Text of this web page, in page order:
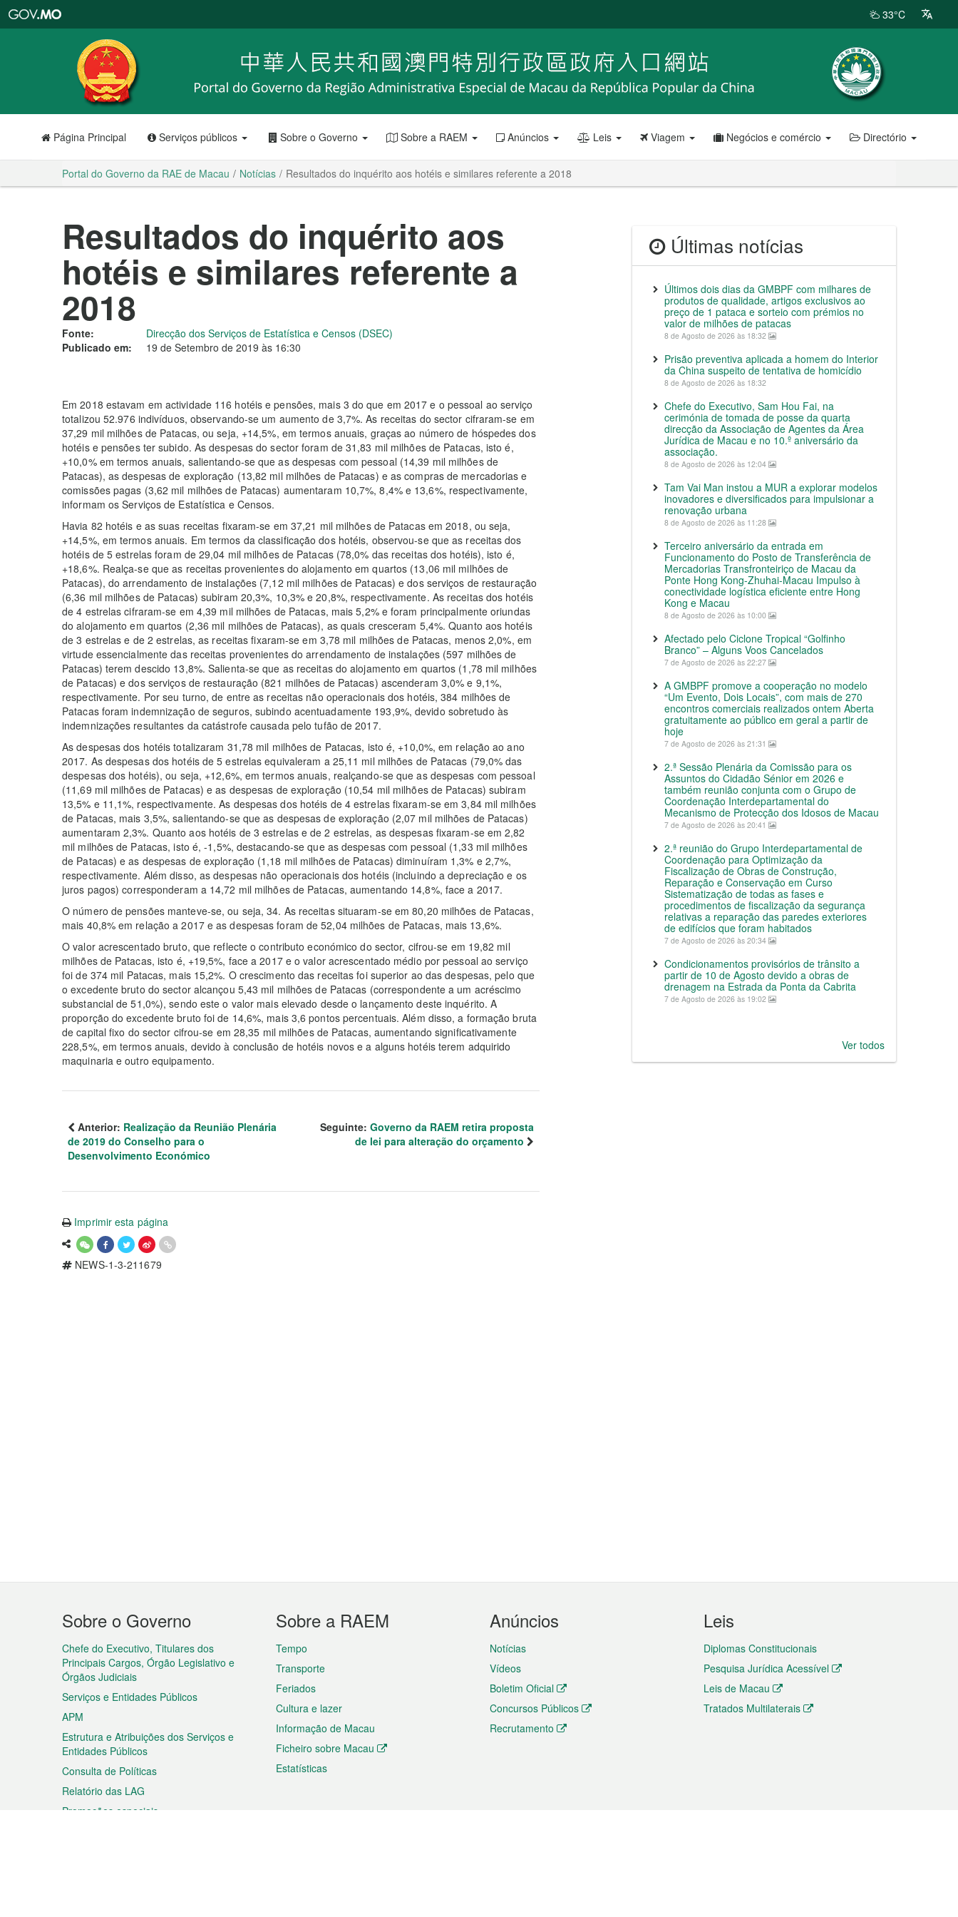
RAE
de
Macau
33°C
Página Principal Serviços públicos Sobre o Governo Sobre a RAEM Anúncios Leis Viagem Negócios e comércio Directório
Portal do Governo da RAE de Macau Notícias Resultados do inquérito aos hotéis e similares referente a 2018
Resultados do inquérito aos
hotéis e similares referente a
2018
Fonte:
Direcção dos Serviços de Estatística e Censos (DSEC)
Publicado em:
19 de Setembro de 2019 às 16:30
Em 2018 estavam em actividade 116 hotéis e pensões, mais 3 do que em 2017 e o pessoal ao serviço
totalizou 52.976 indivíduos, observando-se um aumento de 3,7%. As receitas do sector cifraram-se em
37,29 mil milhões de Patacas, ou seja, +14,5%, em termos anuais, graças ao número de hóspedes dos
hotéis e pensões ter subido. As despesas do sector foram de 31,83 mil milhões de Patacas, isto é,
+10,0% em termos anuais, salientando-se que as despesas com pessoal (14,39 mil milhões de
Patacas), as despesas de exploração (13,82 mil milhões de Patacas) e as compras de mercadorias e
comissões pagas (3,62 mil milhões de Patacas) aumentaram 10,7%, 8,4% e 13,6%, respectivamente,
informam os Serviços de Estatística e Censos.
Havia 82 hotéis e as suas receitas fixaram-se em 37,21 mil milhões de Patacas em 2018, ou seja,
+14,5%, em termos anuais. Em termos da classificação dos hotéis, observou-se que as receitas dos
hotéis de 5 estrelas foram de 29,04 mil milhões de Patacas (78,0% das receitas dos hotéis), isto é,
+18,6%. Realça-se que as receitas provenientes do alojamento em quartos (13,06 mil milhões de
Patacas), do arrendamento de instalações (7,12 mil milhões de Patacas) e dos serviços de restauração
(6,36 mil milhões de Patacas) subiram 20,3%, 10,3% e 20,8%, respectivamente. As receitas dos hotéis
de 4 estrelas cifraram-se em 4,39 mil milhões de Patacas, mais 5,2% e foram principalmente oriundas
do alojamento em quartos (2,36 mil milhões de Patacas), as quais cresceram 5,4%. Quanto aos hotéis
de 3 estrelas e de 2 estrelas, as receitas fixaram-se em 3,78 mil milhões de Patacas, menos 2,0%, em
virtude essencialmente das receitas provenientes do arrendamento de instalações (597 milhões de
Patacas) terem descido 13,8%. Salienta-se que as receitas do alojamento em quartos (1,78 mil milhões
de Patacas) e dos serviços de restauração (821 milhões de Patacas) ascenderam 3,0% e 9,1%,
respectivamente. Por seu turno, de entre as receitas não operacionais dos hotéis, 384 milhões de
Patacas foram indemnização de seguros, subindo acentuadamente 193,9%, devido sobretudo às
indemnizações resultantes da catástrofe causada pelo tufão de 2017.
As despesas dos hotéis totalizaram 31,78 mil milhões de Patacas, isto é, +10,0%, em relação ao ano
2017. As despesas dos hotéis de 5 estrelas equivaleram a 25,11 mil milhões de Patacas (79,0% das
despesas dos hotéis), ou seja, +12,6%, em termos anuais, realçando-se que as despesas com pessoal
(11,69 mil milhões de Patacas) e as despesas de exploração (10,54 mil milhões de Patacas) subiram
13,5% e 11,1%, respectivamente. As despesas dos hotéis de 4 estrelas fixaram-se em 3,84 mil milhões
de Patacas, mais 3,5%, salientando-se que as despesas de exploração (2,07 mil milhões de Patacas)
aumentaram 2,3%. Quanto aos hotéis de 3 estrelas e de 2 estrelas, as despesas fixaram-se em 2,82
mil milhões de Patacas, isto é, -1,5%, destacando-se que as despesas com pessoal (1,33 mil milhões
de Patacas) e as despesas de exploração (1,18 mil milhões de Patacas) diminuíram 1,3% e 2,7%,
respectivamente. Além disso, as despesas não operacionais dos hotéis (incluindo a depreciação e os
juros pagos) corresponderam a 14,72 mil milhões de Patacas, aumentando 14,8%, face a 2017.
O número de pensões manteve-se, ou seja, 34. As receitas situaram-se em 80,20 milhões de Patacas,
mais 40,8% em relação a 2017 e as despesas foram de 52,04 milhões de Patacas, mais 13,6%.
O valor acrescentado bruto, que reflecte o contributo económico do sector, cifrou-se em 19,82 mil
milhões de Patacas, isto é, +19,5%, face a 2017 e o valor acrescentado médio por pessoal ao serviço
foi de 374 mil Patacas, mais 15,2%. O crescimento das receitas foi superior ao das despesas, pelo que
o excedente bruto do sector alcançou 5,43 mil milhões de Patacas (correspondente a um acréscimo
substancial de 51,0%), sendo este o valor mais elevado desde o lançamento deste inquérito. A
proporção do excedente bruto foi de 14,6%, mais 3,6 pontos percentuais. Além disso, a formação bruta
de capital fixo do sector cifrou-se em 28,35 mil milhões de Patacas, aumentando significativamente
228,5%, em termos anuais, devido à conclusão de hotéis novos e a alguns hotéis terem adquirido
maquinaria e outro equipamento.
Anterior: Realização da Reunião Plenária
de 2019 do Conselho para o
Desenvolvimento Económico
Seguinte: Governo da RAEM retira proposta
de lei para alteração do orçamento
Imprimir esta página
NEWS-1-3-211679
Últimas notícias
Últimos dois dias da GMBPF com milhares de
produtos de qualidade, artigos exclusivos ao
preço de 1 pataca e sorteio com prémios no
valor de milhões de patacas
8 de Agosto de 2026 às 18:32
Prisão preventiva aplicada a homem do Interior
da China suspeito de tentativa de homicídio
8 de Agosto de 2026 às 18:32
Chefe do Executivo, Sam Hou Fai, na
cerimónia de tomada de posse da quarta
direcção da Associação de Agentes da Área
Jurídica de Macau e no 10.º aniversário da
associação.
8 de Agosto de 2026 às 12:04
Tam Vai Man instou a MUR a explorar modelos
inovadores e diversificados para impulsionar a
renovação urbana
8 de Agosto de 2026 às 11:28
Terceiro aniversário da entrada em
Funcionamento do Posto de Transferência de
Mercadorias Transfronteiriço de Macau da
Ponte Hong Kong-Zhuhai-Macau Impulso à
conectividade logística eficiente entre Hong
Kong e Macau
8 de Agosto de 2026 às 10:00
Afectado pelo Ciclone Tropical “Golfinho
Branco” – Alguns Voos Cancelados
7 de Agosto de 2026 às 22:27
A GMBPF promove a cooperação no modelo
“Um Evento, Dois Locais”, com mais de 270
encontros comerciais realizados ontem Aberta
gratuitamente ao público em geral a partir de
hoje
7 de Agosto de 2026 às 21:31
2.ª Sessão Plenária da Comissão para os
Assuntos do Cidadão Sénior em 2026 e
também reunião conjunta com o Grupo de
Coordenação Interdepartamental do
Mecanismo de Protecção dos Idosos de Macau
7 de Agosto de 2026 às 20:41
2.ª reunião do Grupo Interdepartamental de
Coordenação para Optimização da
Fiscalização de Obras de Construção,
Reparação e Conservação em Curso
Sistematização de todas as fases e
procedimentos de fiscalização da segurança
relativas a reparação das paredes exteriores
de edifícios que foram habitados
7 de Agosto de 2026 às 20:34
Condicionamentos provisórios de trânsito a
partir de 10 de Agosto devido a obras de
drenagem na Estrada da Ponta da Cabrita
7 de Agosto de 2026 às 19:02
Ver todos
Menu
do
rodapé
Sobre o Governo
Chefe do Executivo, Titulares dos
Principais Cargos, Órgão Legislativo e
Órgãos Judiciais
Serviços e Entidades Públicos
APM
Estrutura e Atribuições dos Serviços e
Entidades Públicos
Consulta de Políticas
Relatório das LAG
Promoções especiais
Sobre a RAEM
Tempo
Transporte
Feriados
Cultura e lazer
Informação de Macau
Ficheiro sobre Macau
Estatísticas
Anúncios
Notícias
Vídeos
Boletim Oficial
Concursos Públicos
Recrutamento
Leis
Diplomas Constitucionais
Pesquisa Jurídica Acessível
Leis de Macau
Tratados Multilaterais